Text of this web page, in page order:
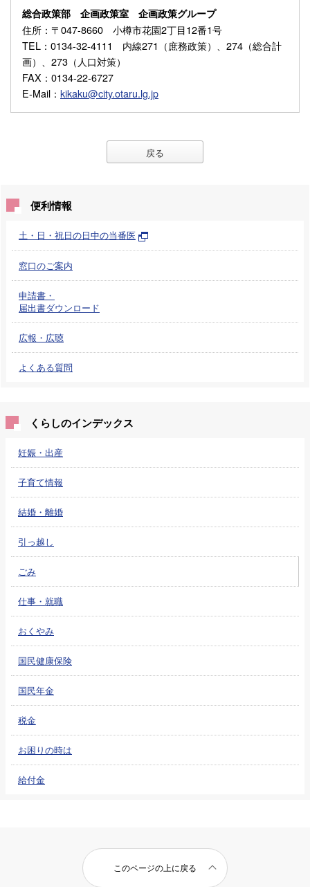
総合政策部 企画政策室 企画政策グループ
住所 ：〒047-8660 小樽市花園2丁目12番1号
TEL ：0134-32-4111 内線271（庶務政策）、274（総合計
画）、273（人口対策）
FAX ：0134-22-6727
E-Mail ： kikaku@city.otaru.lg.jp
戻る
便利情報
土・日・祝日の日中の当番医
窓口のご案内
申請書・
届出書ダウンロード
広報・広聴
よくある質問
くらしのインデックス
妊娠・出産
子育て情報
結婚・離婚
引っ越し
ごみ
仕事・就職
おくやみ
国民健康保険
国民年金
税金
お困りの時は
給付金
このページの上に戻る